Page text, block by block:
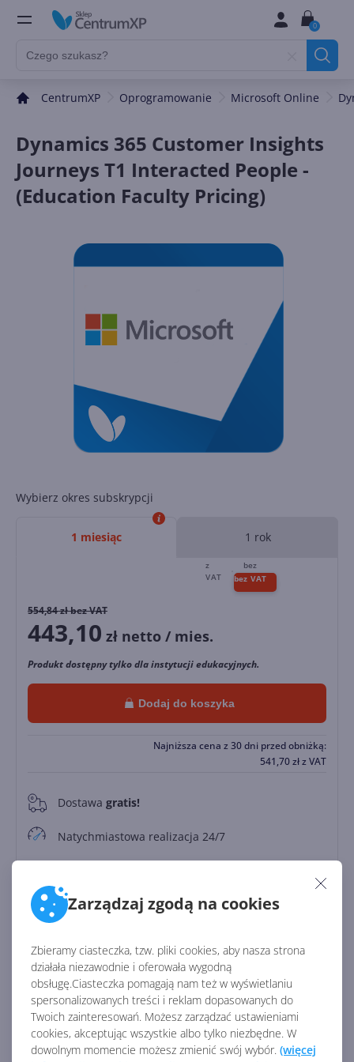
Zarządzaj zgodą na cookies
Zbieramy ciasteczka, tzw. pliki cookies, aby nasza strona
działała niezawodnie i oferowała wygodną
obsługę.Ciasteczka pomagają nam też w wyświetlaniu
spersonalizowanych treści i reklam dopasowanych do
Twoich zainteresowań. Możesz zarządzać ustawieniami
cookies, akceptując wszystkie albo tylko niezbędne. W
dowolnym momencie możesz zmienić swój wybór. (więcej
0
CentrumXP Oprogramowanie Microsoft Online
Dynamics 365 Customer Insights
Journeys T1 Interacted People -
(Education Faculty Pricing)
Wybierz okres subskrypcji
1 miesiąc 1 rok
554,84zł bez VAT
443,10 zł netto / mies.
Produkt dostępny tylko dla instytucji edukacyjnych.
Dodaj do koszyka
Najniższa cena z 30 dni przed obniżką:
541,70złz VAT
0 Dostawa gratis!
Natychmiastowa realizacja 24/7
Leasing od
Zapłać później
Identyfikator:45386
Kod producenta:CFQ7TTC0N13S